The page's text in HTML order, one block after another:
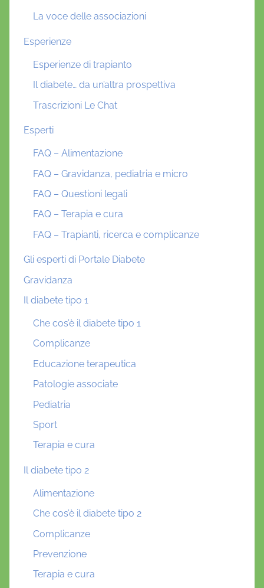
La voce delle associazioni
Esperienze
Esperienze di trapianto
Il diabete… da un’altra prospettiva
Trascrizioni Le Chat
Esperti
FAQ – Alimentazione
FAQ – Gravidanza, pediatria e micro
FAQ – Questioni legali
FAQ – Terapia e cura
FAQ – Trapianti, ricerca e complicanze
Gli esperti di Portale Diabete
Gravidanza
Il diabete tipo 1
Che cos’è il diabete tipo 1
Complicanze
Educazione terapeutica
Patologie associate
Pediatria
Sport
Terapia e cura
Il diabete tipo 2
Alimentazione
Che cos’è il diabete tipo 2
Complicanze
Prevenzione
Terapia e cura